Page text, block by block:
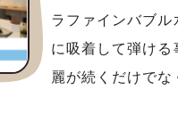
ラファインバブ
に吸着して弾け
麗が続くだけで